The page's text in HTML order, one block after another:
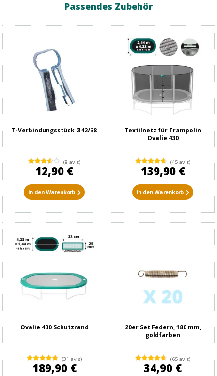
Passendes Zubehör
T-Verbindungsstück Ø42/38
(8 avis)
12,90 €
in den Warenkorb
Textilnetz für Trampolin
Ovalie 430
(45 avis)
139,90 €
in den Warenkorb
Ovalie 430 Schutzrand
(31 avis)
189,90 €
20er Set Federn, 180 mm,
goldfarben
(65 avis)
34,90 €